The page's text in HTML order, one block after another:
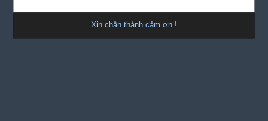
Xin chân thành cảm ơn !